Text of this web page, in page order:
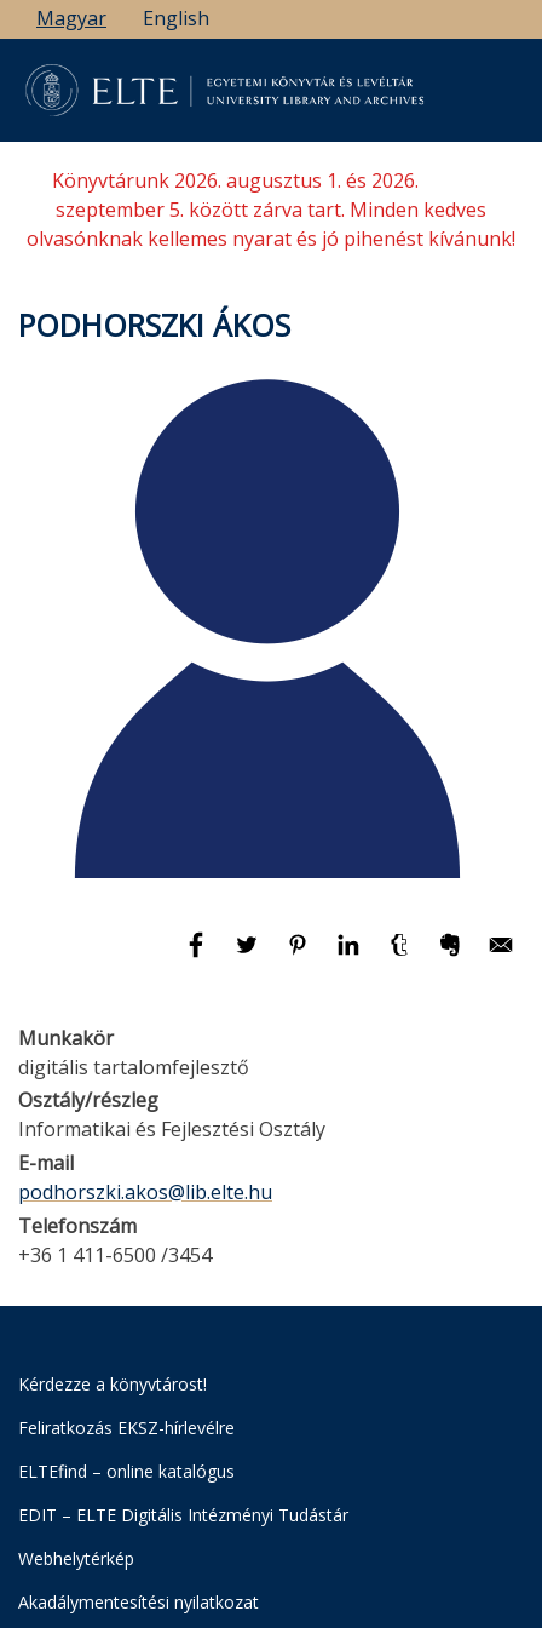
Ugrás
a
tartalomra
Magyar English
Könyvtárunk 2026. augusztus 1. és 2026.
szeptember 5. között zárva tart. Minden kedves
olvasónknak kellemes nyarat és jó pihenést kívánunk!
PODHORSZKI ÁKOS
Munkakör
digitális tartalomfejlesztő
Osztály/részleg
Informatikai és Fejlesztési Osztály
E-mail
podhorszki.akos@lib.elte.hu
Telefonszám
+36 1 411-6500 /3454
Kérdezze a könyvtárost!
Feliratkozás EKSZ-hírlevélre
ELTEfind – online katalógus
EDIT – ELTE Digitális Intézményi Tudástár
Webhelytérkép
Akadálymentesítési nyilatkozat